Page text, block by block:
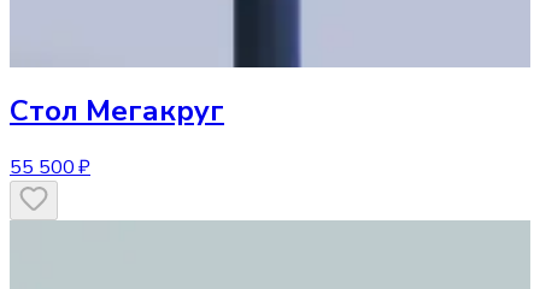
Стол Мегакруг
55 500 ₽